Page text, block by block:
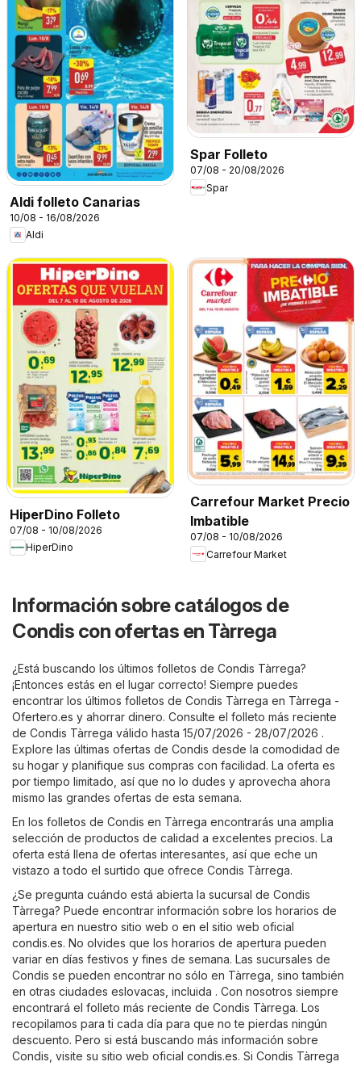
Aldi folleto Canarias
10/08 - 16/08/2026
Aldi
Spar Folleto
07/08 - 20/08/2026
Spar
HiperDino Folleto
07/08 - 10/08/2026
HiperDino
Carrefour Market Precio
Imbatible
07/08 - 10/08/2026
Carrefour Market
Información sobre catálogos de
Condis con ofertas en Tàrrega
¿Está buscando los últimos folletos de Condis Tàrrega?
¡Entonces estás en el lugar correcto! Siempre puedes
encontrar los últimos folletos de Condis Tàrrega en Tàrrega -
Ofertero.es y ahorrar dinero. Consulte el folleto más reciente
de Condis Tàrrega válido hasta 15/07/2026 - 28/07/2026 .
Explore las últimas ofertas de Condis desde la comodidad de
su hogar y planifique sus compras con facilidad. La oferta es
por tiempo limitado, así que no lo dudes y aprovecha ahora
mismo las grandes ofertas de esta semana.
En los folletos de Condis en Tàrrega encontrarás una amplia
selección de productos de calidad a excelentes precios. La
oferta está llena de ofertas interesantes, así que eche un
vistazo a todo el surtido que ofrece Condis Tàrrega.
¿Se pregunta cuándo está abierta la sucursal de Condis
Tàrrega? Puede encontrar información sobre los horarios de
apertura en nuestro sitio web o en el sitio web oficial
condis.es. No olvides que los horarios de apertura pueden
variar en días festivos y fines de semana. Las sucursales de
Condis se pueden encontrar no sólo en Tàrrega, sino también
en otras ciudades eslovacas, incluida . Con nosotros siempre
encontrará el folleto más reciente de Condis Tàrrega. Los
recopilamos para ti cada día para que no te pierdas ningún
descuento. Pero si está buscando más información sobre
Condis, visite su sitio web oficial condis.es. Si Condis Tàrrega